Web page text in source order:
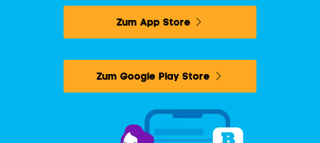
Zum App Store
Zum Google Play Store